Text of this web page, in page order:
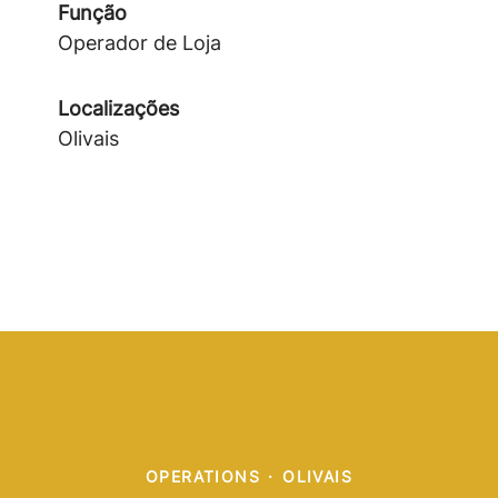
Função
Operador de Loja
Localizações
Olivais
OPERATIONS · OLIVAIS